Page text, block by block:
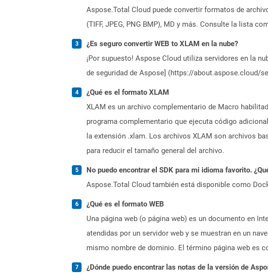
Aspose.Total Cloud puede convertir formatos de
(TIFF, JPEG, PNG BMP), MD y más. Consulte la lista
¿Es seguro convertir WEB to XLAM en la nube?
¡Por supuesto! Aspose Cloud utiliza servidores en la
de seguridad de Aspose] (https://about.aspose.cloud/
¿Qué es el formato XLAM
XLAM es un archivo complementario de Macro
programa complementario que ejecuta código
la extensión .xlam. Los archivos XLAM son archivos
para reducir el tamaño general del archivo.
No puedo encontrar el SDK para mi idioma favorito.
Aspose.Total Cloud también está disponible como
¿Qué es el formato WEB
Una página web (o página web) es un documento en
atendidas por un servidor web y se muestran en un
mismo nombre de dominio. El término página web es
¿Dónde puedo encontrar las notas de la versión de